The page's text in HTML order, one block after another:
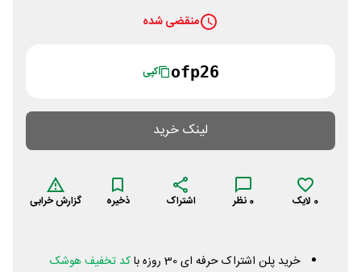
منقضی شده
ofp26 کپی
لینک خرید
0 لایک 0 نظر اشتراک ذخیره گزارش خرابی
خرید پلن اشتراک حرفه ای 30 روزه با
کد تخفیف هوشک